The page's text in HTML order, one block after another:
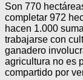
Son 770
completar 972
hacen 1.000
trabajarse con
ganadero
agricultura no es
compartido por